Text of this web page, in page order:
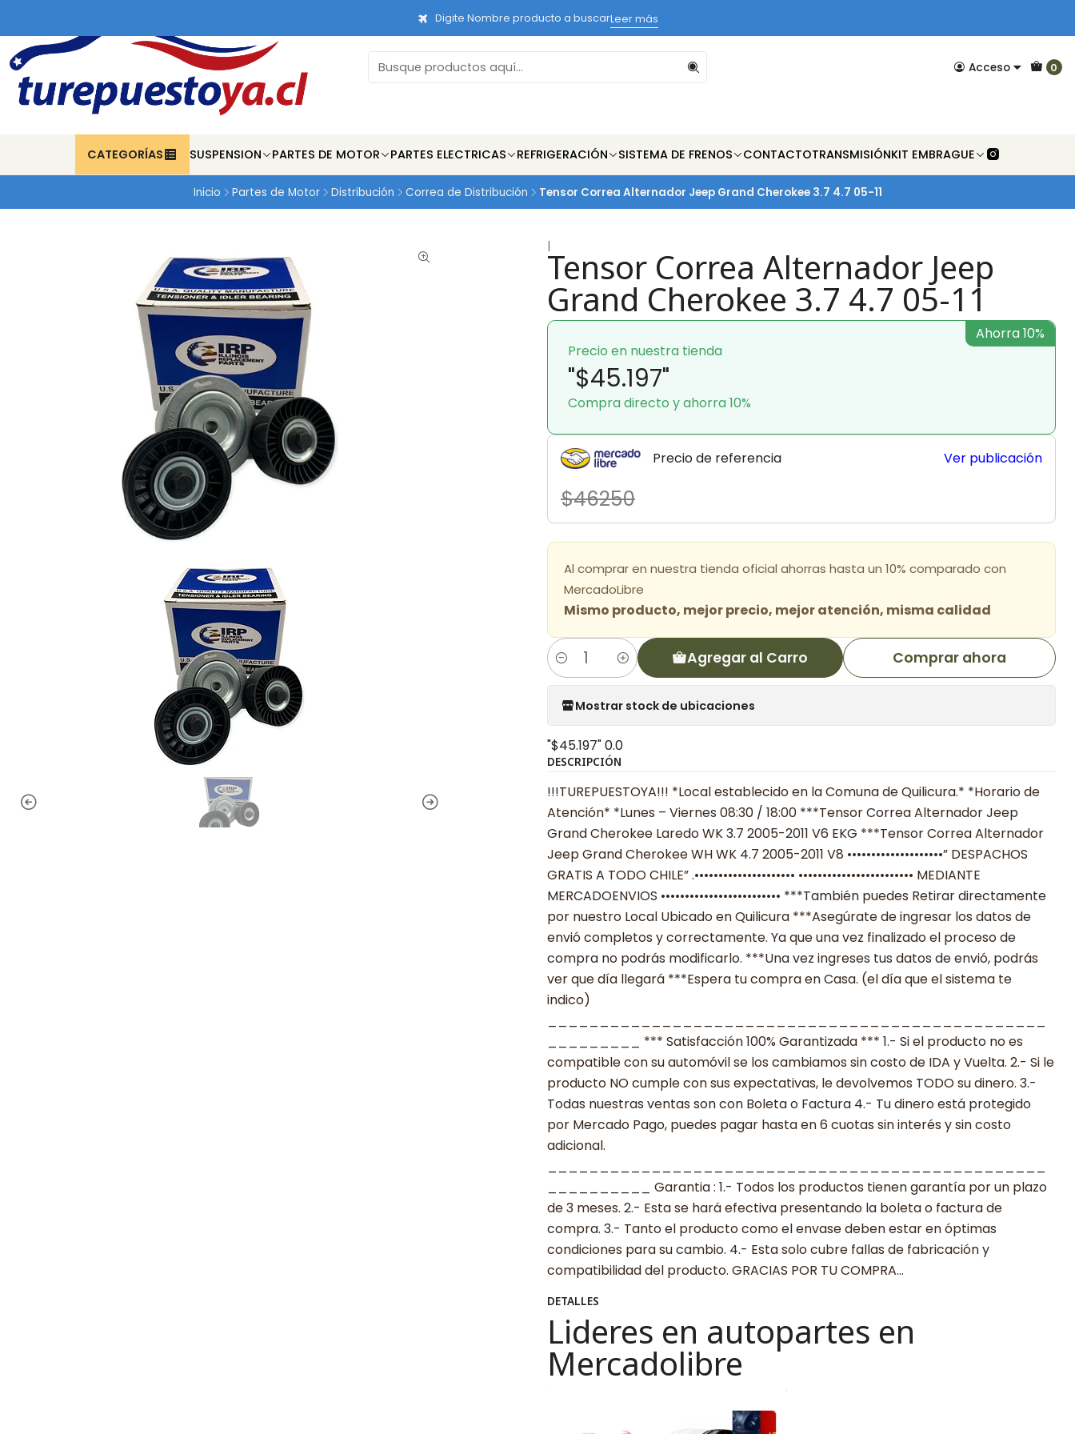
Acceso 0
CATEGORÍAS SUSPENSION PARTES DE MOTOR PARTES ELECTRICAS REFRIGERACIÓN SISTEMA DE FRENOS CONTACTOTRANSMISIÓNKIT EMBRAGUE
Digite Nombre producto a buscarLeer más
Inicio Partes de Motor Distribución Correa de Distribución Tensor Correa Alternador Jeep Grand Cherokee 3.7 4.7 05-11
|Tensor Correa Alternador Jeep
Grand Cherokee 3.7 4.7 05-11
Precio en nuestra tienda
"$45.197"
Compra directo y ahorra 10%
Ahorra 10%
Precio de referencia
$46250
Ver publicación
Al comprar en nuestra tienda oficial ahorras hasta un 10% comparado con
MercadoLibre
Mismo producto, mejor precio, mejor atención, misma calidad
Cantidad Agregar al Carro Comprar ahora
Mostrar stock de ubicaciones
"$45.197"0.0
DESCRIPCIÓN
!!!TUREPUESTOYA!!! *Local establecido en la Comuna de Quilicura.* *Horario de
Atención* *Lunes – Viernes 08:30 / 18:00 ***Tensor Correa Alternador Jeep
Grand Cherokee Laredo WK 3.7 2005-2011 V6 EKG ***Tensor Correa Alternador
Jeep Grand Cherokee WH WK 4.7 2005-2011 V8 ••••••••••••••••••••” DESPACHOS
GRATIS A TODO CHILE” .••••••••••••••••••••• •••••••••••••••••••••••• MEDIANTE
MERCADOENVIOS ••••••••••••••••••••••••• ***También puedes Retirar directamente
por nuestro Local Ubicado en Quilicura ***Asegúrate de ingresar los datos de
envió completos y correctamente. Ya que una vez finalizado el proceso de
compra no podrás modificarlo. ***Una vez ingreses tus datos de envió, podrás
ver que día llegará ***Espera tu compra en Casa. (el día que el sistema te
indico)
_________ *** Satisfacción 100% Garantizada *** 1.- Si el producto no es
compatible con su automóvil se los cambiamos sin costo de IDA y Vuelta. 2.- Si le
producto NO cumple con sus expectativas, le devolvemos TODO su dinero. 3.-
Todas nuestras ventas son con Boleta o Factura 4.- Tu dinero está protegido
por Mercado Pago, puedes pagar hasta en 6 cuotas sin interés y sin costo
adicional.
__________ Garantia : 1.- Todos los productos tienen garantía por un plazo
de 3 meses. 2.- Esta se hará efectiva presentando la boleta o factura de
compra. 3.- Tanto el producto como el envase deben estar en óptimas
condiciones para su cambio. 4.- Esta solo cubre fallas de fabricación y
compatibilidad del producto. GRACIAS POR TU COMPRA…
DETALLES
Lideres en autopartes en
Mercadolibre